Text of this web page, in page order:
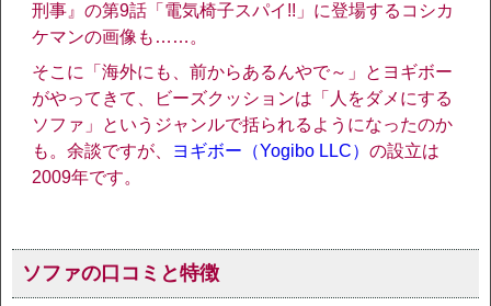
刑事』の第9話「電気椅子スパイ!!」に登場するコシカ
ケマンの画像も……。
そこに「海外にも、前からあるんやで～」とヨギボー
がやってきて、ビーズクッションは「人をダメにする
ソファ」というジャンルで括られるようになったのか
も。余談ですが、
ヨギボー（Yogibo LLC） の設立は
2009年です。
ソファの口コミと特徴